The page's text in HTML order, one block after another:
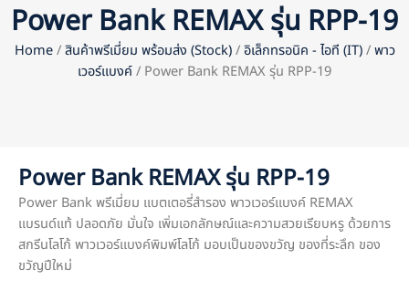
Power Bank REMAX รุ่น RPP-19
Home/สินค้าพรีเมี่ยม พร้อมส่ง (Stock)/อิเล็กทรอนิค - ไอที (IT)/พาว
เวอร์แบงค์/ Power Bank REMAX รุ่น RPP-19
Power Bank REMAX รุ่น RPP-19
Power Bank พรีเมี่ยม แบตเตอรี่สำรอง พาวเวอร์แบงค์ REMAX
แบรนด์แท้ ปลอดภัย มั่นใจ เพิ่มเอกลักษณ์และความสวยเรียบหรู ด้วยการ
สกรีนโลโก้ พาวเวอร์แบงค์พิมพ์โลโก้ มอบเป็นของขวัญ ของที่ระลึก ของ
ขวัญปีใหม่